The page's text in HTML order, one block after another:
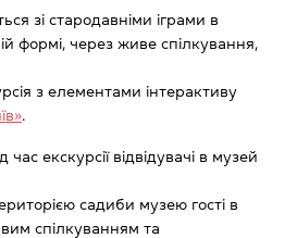
зі стародавніми іграми в
формі, через живе спілкування,
з елементами інтерактиву
.
час екскурсії відвідувачі в музей
садиби музею гості в
спілкуванням та